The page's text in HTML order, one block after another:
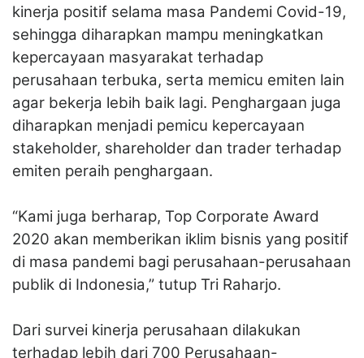
kinerja positif selama masa Pandemi Covid-19,
sehingga diharapkan mampu meningkatkan
kepercayaan masyarakat terhadap
perusahaan terbuka, serta memicu emiten lain
agar bekerja lebih baik lagi. Penghargaan juga
diharapkan menjadi pemicu kepercayaan
stakeholder, shareholder dan trader terhadap
emiten peraih penghargaan.
“Kami juga berharap, Top Corporate Award
2020 akan memberikan iklim bisnis yang positif
di masa pandemi bagi perusahaan-perusahaan
publik di Indonesia,” tutup Tri Raharjo.
Dari survei kinerja perusahaan dilakukan
terhadap lebih dari 700 Perusahaan-